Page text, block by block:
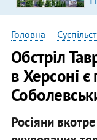
Головна —
Обстріл
в Херсоні є
Росіяни